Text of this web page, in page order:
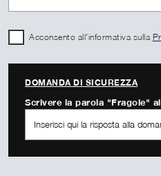
Acconsento all'informativa sulla
DOMANDA DI SICUREZZA
Scrivere la parola "Fragole"